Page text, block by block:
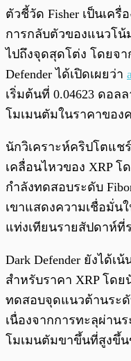
ตัวชี้วัด Fisher เป็นเค
การกลับตัวของแนวโน้
ไปถึงจุดสุดโต่ง โดยจ
Defender ได้เปิดเผยว่า
เริ่มต้นที่ 0.04623 ดอล
โมเมนตัมในราคาของ
นักวิเคราะห์คริปโตแช
เคลื่อนไหวของ XRP โ
กำลังทดสอบระดับ
เขาแสดงความเชื่อมั่น
แท่งเทียนรายสัปดาห์ที่
Dark Defender ยังได้
สำหรับราคา XRP โดย
ทดสอบจุดแนวต้านระดั
เนื่องจากการทะลุผ่า
โมเมนตัมขาขึ้นที่สูงขึ้น